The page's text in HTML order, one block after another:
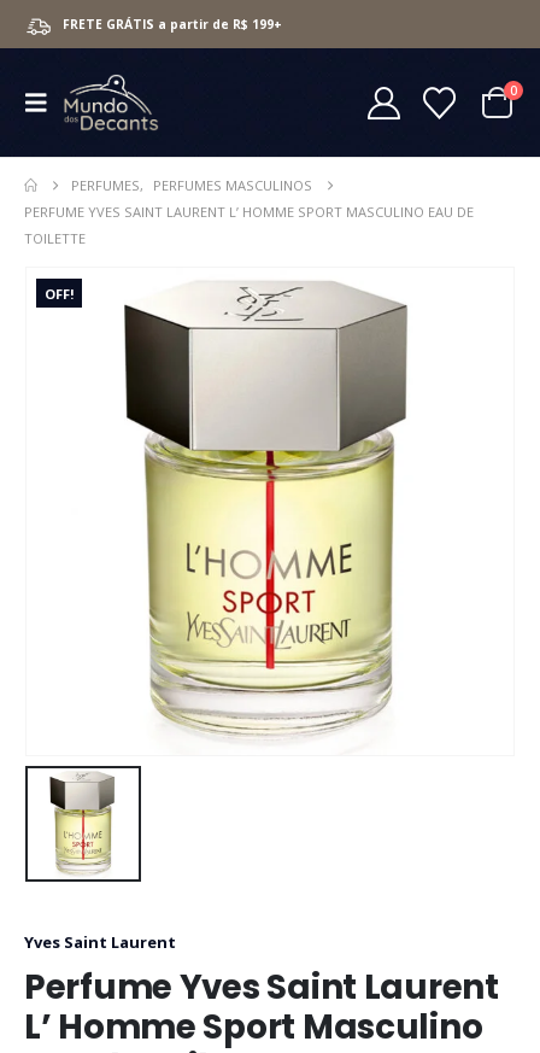
FRETE GRÁTIS a partir de R$ 199+
0
PERFUMES,
PERFUMES MASCULINOS
PERFUME YVES SAINT LAURENT L’ HOMME SPORT MASCULINO EAU DE
TOILETTE
OFF!
Yves Saint Laurent
Perfume Yves Saint Laurent
L’ Homme Sport Masculino